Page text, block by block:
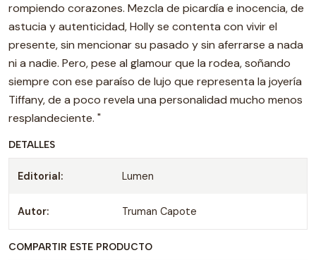
rompiendo corazones. Mezcla de picardía e inocencia, de
astucia y autenticidad, Holly se contenta con vivir el
presente, sin mencionar su pasado y sin aferrarse a nada
ni a nadie. Pero, pese al glamour que la rodea, soñando
siempre con ese paraíso de lujo que representa la joyería
Tiffany, de a poco revela una personalidad mucho menos
resplandeciente. "
DETALLES
Editorial: Lumen
Autor: Truman Capote
COMPARTIR ESTE PRODUCTO